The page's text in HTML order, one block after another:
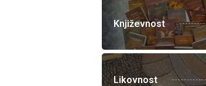
Književnost
Likovnost